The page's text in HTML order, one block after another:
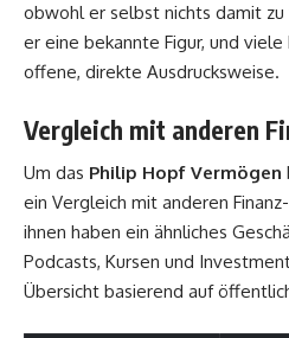
obwohl er selbst nichts damit
er eine bekannte Figur, und
offene, direkte Ausdrucksweise.
Vergleich mit anderen
Um das Philip Hopf Vermögen
ein Vergleich mit anderen
ihnen haben ein ähnliches
Podcasts, Kursen und
Übersicht basierend auf